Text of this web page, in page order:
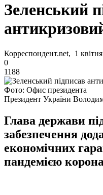
Зеленський
Корреспондент.net, 1
0
1188
Фото: Офис президента
Президент України
Глава держави
забезпечення
економічних
пандемією